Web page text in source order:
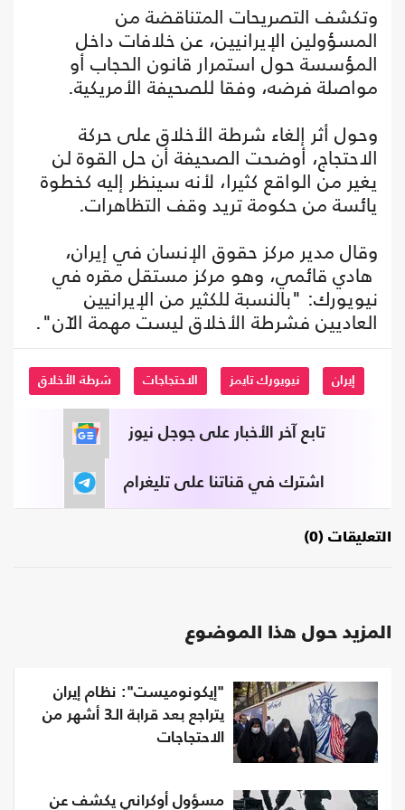
وتكشف التصريحات المتناقضة من
المسؤولين الإيرانيين، عن خلافات داخل
المؤسسة حول استمرار قانون الحجاب أو
مواصلة فرضه، وفقا للصحيفة الأمريكية.
وحول أثر إلغاء شرطة الأخلاق على حركة
الاحتجاج، أوضحت الصحيفة أن حل القوة لن
يغير من الواقع كثيرا، لأنه سينظر إليه كخطوة
يائسة من حكومة تريد وقف التظاهرات.
وقال مدير مركز حقوق الإنسان في إيران،
هادي قائمي، وهو مركز مستقل مقره في
نيويورك: "بالنسبة للكثير من الإيرانيين
العاديين فشرطة الأخلاق ليست مهمة الآن".
إيران نيويورك تايمز الاحتجاجات شرطة الأخلاق
تابع آخر الأخبار على جوجل نيوز
اشترك في قناتنا على تليغرام
التعليقات (0)
المزيد حول هذا الموضوع
"إيكونوميست": نظام إيران
يتراجع بعد قرابة الـ3 أشهر من
الاحتجاجات
مسؤول أوكراني يكشف عن